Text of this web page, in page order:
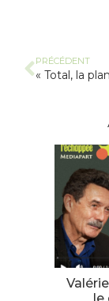
PRÉCÉDENT
le